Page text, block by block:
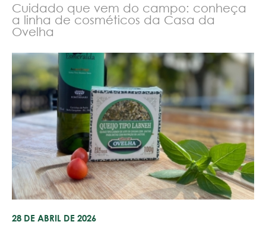
Cuidado que vem do campo: conheça
a linha de cosméticos da Casa da
Ovelha
28 DE ABRIL DE 2026